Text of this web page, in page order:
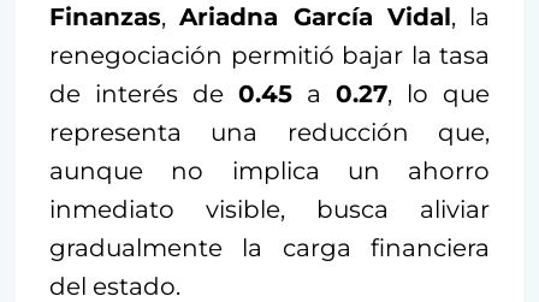
Finanzas,Ariadna García Vidal, la
renegociación permitió bajar la tasa
de interés de 0.45 a 0.27, lo que
representa una reducción que,
aunque no implica un ahorro
inmediato visible, busca aliviar
gradualmente la carga financiera
del estado.